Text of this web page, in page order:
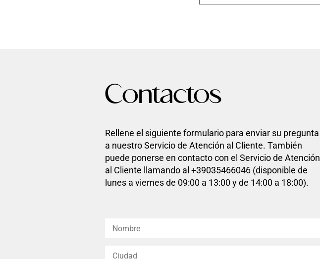
Contactos
Rellene el siguiente formulario para enviar su pregunta
a nuestro Servicio de Atención al Cliente. También
puede ponerse en contacto con el Servicio de Atención
al Cliente llamando al +39035466046 (disponible de
lunes a viernes de 09:00 a 13:00 y de 14:00 a 18:00).